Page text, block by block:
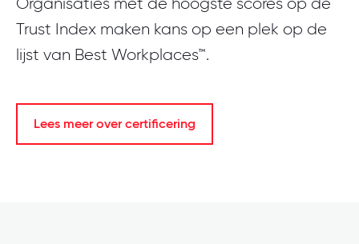
Organisaties met de hoogste scores op de
Trust Index maken kans op een plek op de
lijst van Best Workplaces™.
Lees meer over certificering